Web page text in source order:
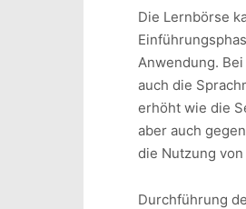
Die Lernbörse
Anwendung.
auch die
erhöht wie die
aber auch
die Nutzung
Durchführung